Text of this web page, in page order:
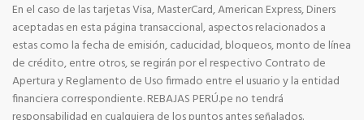
En el caso de las tarjetas Visa, MasterCard, American Express, Diners
aceptadas en esta página transaccional, aspectos relacionados a
estas como la fecha de emisión, caducidad, bloqueos, monto de línea
de crédito, entre otros, se regirán por el respectivo Contrato de
Apertura y Reglamento de Uso firmado entre el usuario y la entidad
financiera correspondiente. REBAJAS PERÚ.pe no tendrá